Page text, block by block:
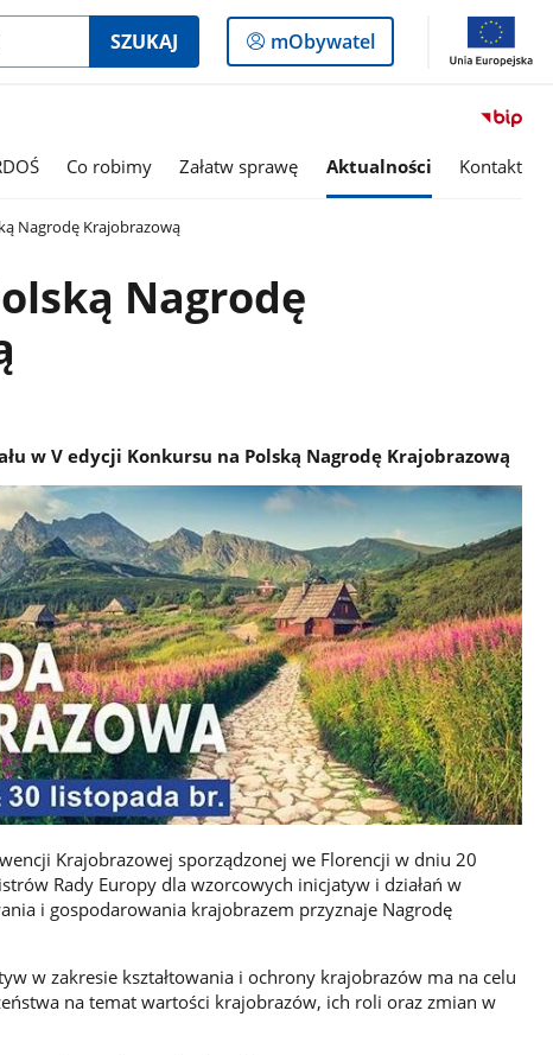
SZUKAJ
Logowanie
do
mObywatel
Co robimy Załatw sprawę Aktualności Kontakt
Nagrodę Krajobrazową
Nagrodę
w V edycji Konkursu na Polską Nagrodę Krajobrazową
Krajobrazowej sporządzonej we Florencji w dniu 20
Rady Europy dla wzorcowych inicjatyw i działań w
i gospodarowania krajobrazem przyznaje Nagrodę
w zakresie kształtowania i ochrony krajobrazów ma na celu
na temat wartości krajobrazów, ich roli oraz zmian w